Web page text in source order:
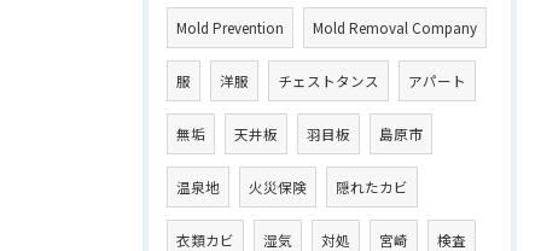
Mold Prevention Mold Removal Company
服 洋服 チェストタンス アパート
無垢 天井板 羽目板 島原市
温泉地 火災保険 隠れたカビ
衣類カビ 湿気 対処 宮崎 検査